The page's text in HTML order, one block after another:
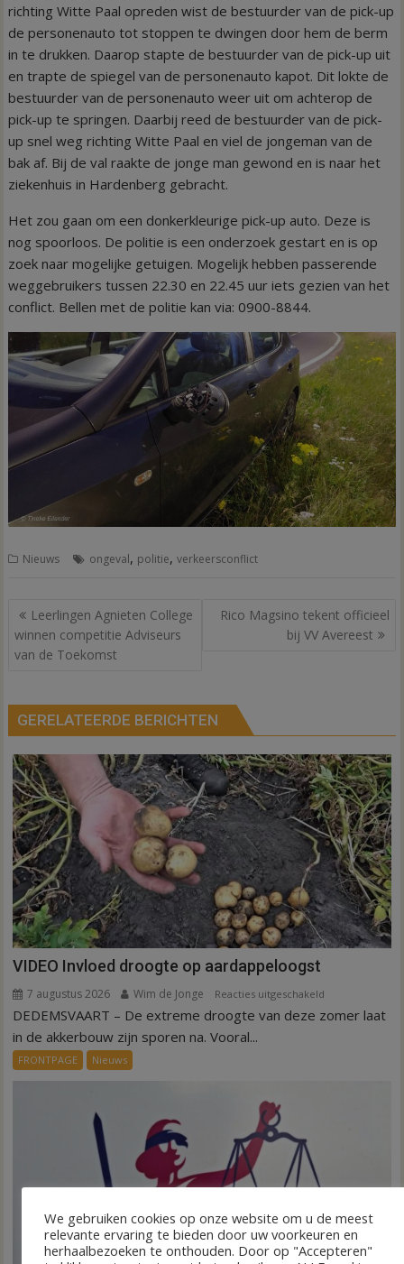
richting Witte Paal opreden wist de bestuurder van de pick-up
de personenauto tot stoppen te dwingen door hem de berm
in te drukken. Daarop stapte de bestuurder van de pick-up uit
en trapte de spiegel van de personenauto kapot. Dit lokte de
bestuurder van de personenauto weer uit om achterop de
pick-up te springen. Daarbij reed de bestuurder van de pick-
up snel weg richting Witte Paal en viel de jongeman van de
bak af. Bij de val raakte de jonge man gewond en is naar het
ziekenhuis in Hardenberg gebracht.
Het zou gaan om een donkerkleurige pick-up auto. Deze is
nog spoorloos. De politie is een onderzoek gestart en is op
zoek naar mogelijke getuigen. Mogelijk hebben passerende
weggebruikers tussen 22.30 en 22.45 uur iets gezien van het
conflict. Bellen met de politie kan via: 0900-8844.
Nieuws ongeval, politie,verkeersconflict
Bericht
navigatie
Leerlingen Agnieten College
winnen competitie Adviseurs
van de Toekomst
Rico Magsino tekent officieel
bij VV Avereest
GERELATEERDE BERICHTEN
VIDEO Invloed droogte op aardappeloogst
7 augustus 2026 Wim de Jonge Reacties uitgeschakeld
VIDEO
DEDEMSVAART – De extreme droogte van deze zomer laat
in de akkerbouw zijn sporen na. Vooral...
FRONTPAGE Nieuws
We gebruiken cookies op onze website om u de meest
relevante ervaring te bieden door uw voorkeuren en
herhaalbezoeken te onthouden. Door op "Accepteren"